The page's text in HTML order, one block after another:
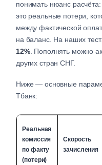
понимать нюанс
это реальные потери,
между фактической
на баланс. На наших
12%. Пополнять можно
других стран СНГ.
Ниже — основные
Тбанк:
Реальная
комиссия
по факту
(потери)
Скорость
зачисления